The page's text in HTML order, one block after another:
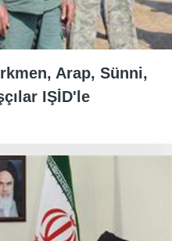
Arap, Sünni,
IŞİD'le